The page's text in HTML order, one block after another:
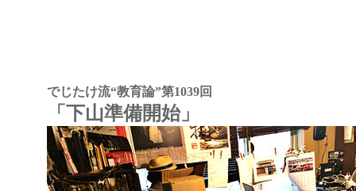
でじたけ流“教育論”第1039回
「下山準備開始」